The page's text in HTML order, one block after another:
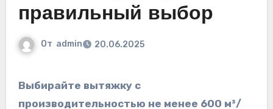
правильный выбор
От admin 20.06.2025
Выбирайте вытяжку с
производительностью не менее 600 м³/